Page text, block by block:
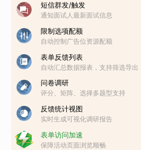
短信群发/触发
通知面试人最新面试信息
限制选项配额
自动控制广告位资源配额
表单反馈列表
自动汇总数据报表，支持筛选导出
问卷调研
评分、矩阵、选择多题型支持
反馈统计视图
实时生成可视化调研报告
表单访问加速
保障活动页面浏览顺畅